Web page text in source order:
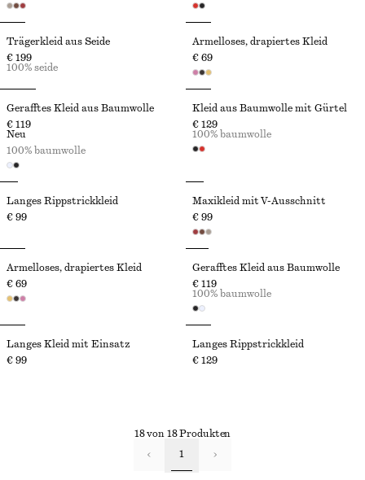
Trägerkleid aus Seide
€ 199
100% seide
Ärmelloses, drapiertes Kleid
€ 69
Gerafftes Kleid aus Baumwolle
€ 119
Neu
100% baumwolle
Kleid aus Baumwolle mit Gürtel
€ 129
100% baumwolle
Langes Rippstrickkleid
€ 99
Maxikleid mit V-Ausschnitt
€ 99
Ärmelloses, drapiertes Kleid
€ 69
Gerafftes Kleid aus Baumwolle
€ 119
100% baumwolle
Langes Kleid mit Einsatz
€ 99
Langes Rippstrickkleid
€ 129
18 von 18 Produkten
1